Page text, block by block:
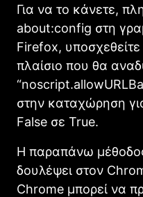
Για να το κάνετε,
about:config στη
Firefox,
πλαίσιο που θα
στην καταχώρηση
False σε True.
Η παραπάνω
δουλέψει στον
Chrome μπορεί να